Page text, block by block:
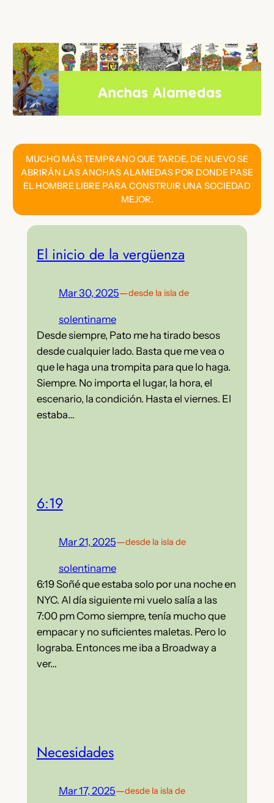
contenido
MUCHO MÁS TEMPRANO QUE TARDE, DE NUEVO SE
ABRIRÁN LAS ANCHAS ALAMEDAS POR DONDE PASE
EL HOMBRE LIBRE PARA CONSTRUIR UNA SOCIEDAD
MEJOR.
El inicio de la vergüenza
Mar 30, 2025—desde la isla de
solentiname
Desde siempre, Pato me ha tirado besos
desde cualquier lado. Basta que me vea o
que le haga una trompita para que lo haga.
Siempre. No importa el lugar, la hora, el
escenario, la condición. Hasta el viernes. El
estaba…
6:19
Mar 21, 2025—desde la isla de
solentiname
6:19 Soñé que estaba solo por una noche en
NYC. Al día siguiente mi vuelo salía a las
7:00 pm Como siempre, tenía mucho que
empacar y no suficientes maletas. Pero lo
lograba. Entonces me iba a Broadway a
ver…
Necesidades
Mar 17, 2025—desde la isla de